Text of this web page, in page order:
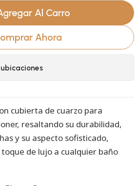
Al Carro
Ahora
cubierta de cuarzo para
resaltando su durabilidad,
y su aspecto sofisticado,
de lujo a cualquier baño